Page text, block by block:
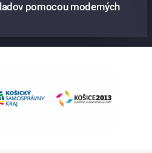
pomocou moderných